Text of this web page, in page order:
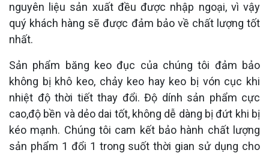
nguyên liệu sản xuất đều được nhập ngoại, vì vậy
quý khách hàng sẽ được đảm bảo về chất lượng tốt
nhất.
Sản phẩm băng keo đục của chúng tôi đảm bảo
không bị khô keo, chảy keo hay keo bị vón cục khi
nhiệt độ thời tiết thay đổi. Độ dính sản phẩm cực
cao,độ bền và dẻo dai tốt, không dễ dàng bị đứt khi bị
kéo mạnh. Chúng tôi cam kết bảo hành chất lượng
sản phẩm 1 đổi 1 trong suốt thời gian sử dụng cho